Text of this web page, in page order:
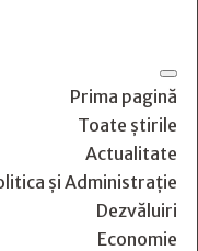
Prima pagină
Toate știrile
Actualitate
și Administrație
Dezvăluiri
Economie